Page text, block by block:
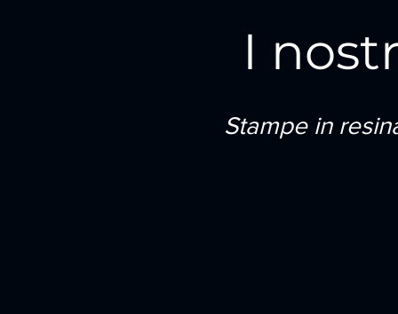
I
Stampe in